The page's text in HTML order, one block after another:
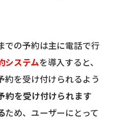
での予約は主に電話で行
システムを導入すると、
約を受け付けられるよう
約を受け付けられます
ため、ユーザーにとって